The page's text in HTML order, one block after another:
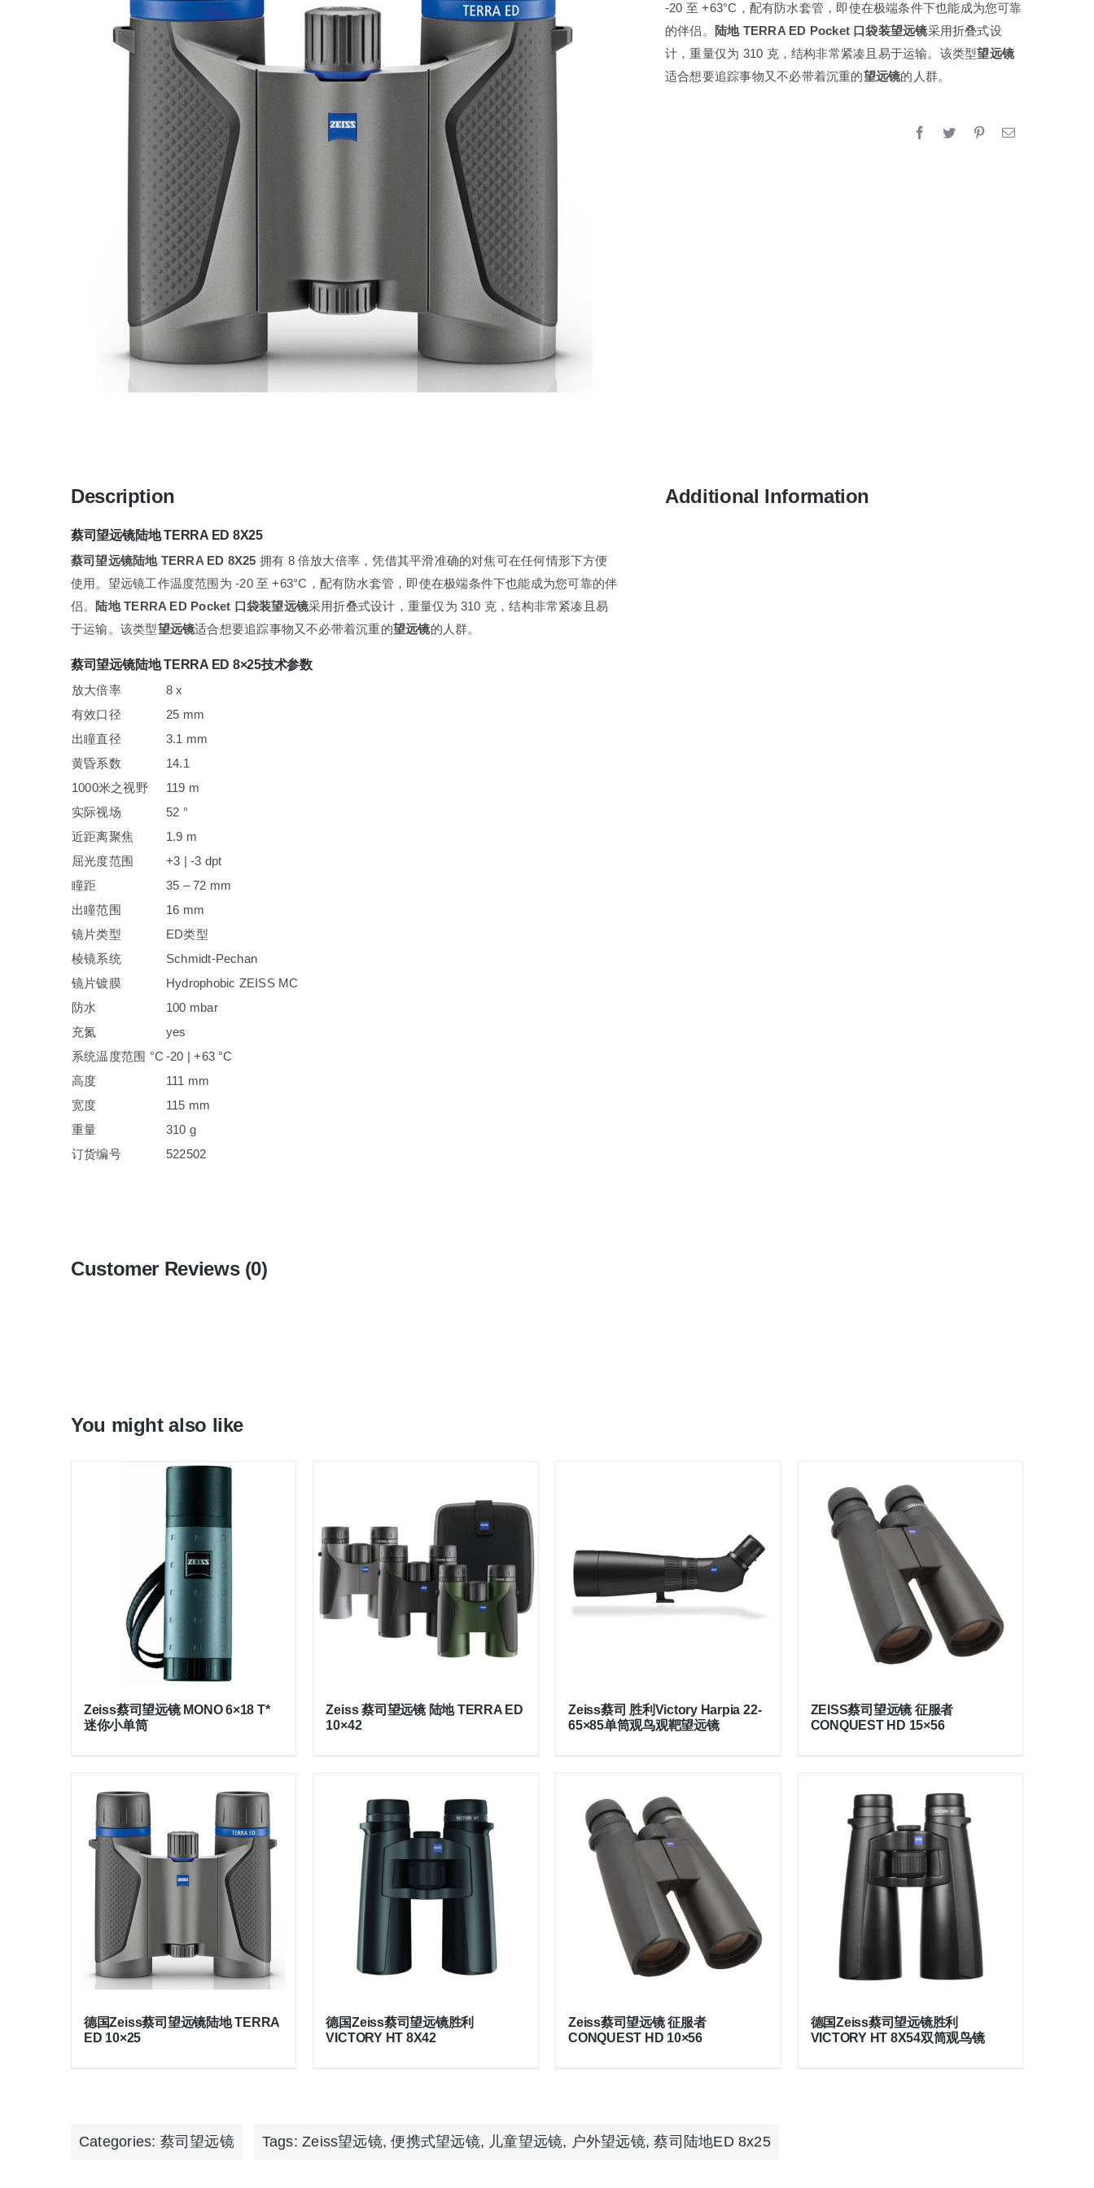
米尔特望远镜 肯高望远镜
-20 至 +63°C，配有防水套管，即使在极端条件下也能成为您可靠
的伴侣。
陆地 TERRA ED Pocket 口袋装望远镜采用折叠式设
计，重量仅为 310 克，结构非常紧凑且易于运输。该类型望远镜
适合想要追踪事物又不必带着沉重的望远镜的人群。
Description
蔡司望远镜陆地 TERRA ED 8X25
蔡司望远镜陆地 TERRA ED 8X25 拥有 8 倍放大倍率，凭借其平滑准确的对焦可在任何情形下方便
使用。望远镜工作温度范围为 -20 至 +63°C，配有防水套管，即使在极端条件下也能成为您可靠的伴
侣。 陆地 TERRA ED Pocket 口袋装望远镜采用折叠式设计，重量仅为 310 克，结构非常紧凑且易
于运输。该类型望远镜适合想要追踪事物又不必带着沉重的望远镜的人群。
蔡司望远镜陆地 TERRA ED 8×25技术参数
放大倍率
8 x
有效口径
25 mm
出瞳直径
3.1 mm
黄昏系数
14.1
1000米之视野
119 m
实际视场
52 °
近距离聚焦
1.9 m
屈光度范围
+3 | -3 dpt
瞳距
35 – 72 mm
出瞳范围
16 mm
镜片类型
ED类型
棱镜系统
Schmidt-Pechan
镜片镀膜
Hydrophobic ZEISS MC
防水
100 mbar
充氮
yes
系统温度范围 °C -20 | +63 °C
高度
111 mm
宽度
115 mm
重量
310 g
订货编号
522502
Additional Information
Customer Reviews (0)
You might also like
Zeiss蔡司望远镜 MONO 6×18 T*
迷你小单筒
Zeiss 蔡司望远镜 陆地 TERRA ED
10×42
Zeiss蔡司 胜利Victory Harpia 22-
65×85单筒观鸟观靶望远镜
ZEISS蔡司望远镜 征服者
CONQUEST HD 15×56
德国Zeiss蔡司望远镜陆地 TERRA
ED 10×25
德国Zeiss蔡司望远镜胜利
VICTORY HT 8X42
Zeiss蔡司望远镜 征服者
CONQUEST HD 10×56
德国Zeiss蔡司望远镜胜利
VICTORY HT 8X54双筒观鸟镜
Categories: 蔡司望远镜 Tags:Zeiss望远镜,便携式望远镜, 儿童望远镜, 户外望远镜,蔡司陆地ED 8x25